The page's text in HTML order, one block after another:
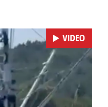
Riječ je o
održat će se i
VIDEO